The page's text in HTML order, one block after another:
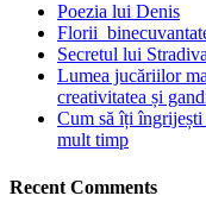
Poezia lui Denis
Florii
Secretul lui
Lumea jucăriilor
creativitatea și
Cum să îți
mult timp
Recent Comments